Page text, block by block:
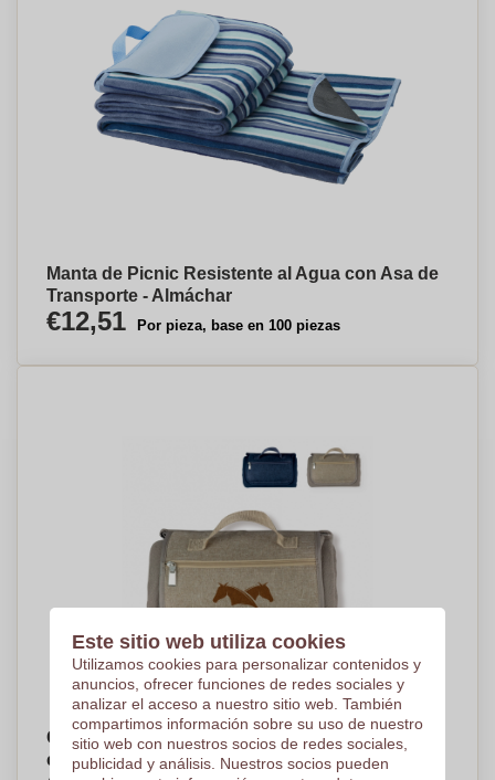
Manta de Picnic Resistente al Agua con Asa de
Transporte - Almáchar
€12,51 Por pieza, base en 100 piezas
Cómoda manta de picnic de lana con bolsillo
con cremallera y asa - Hinojosas de Calatrava
Este sitio web utiliza cookies
Utilizamos cookies para personalizar contenidos y
anuncios, ofrecer funciones de redes sociales y
analizar el acceso a nuestro sitio web. También
compartimos información sobre su uso de nuestro
sitio web con nuestros socios de redes sociales,
publicidad y análisis. Nuestros socios pueden